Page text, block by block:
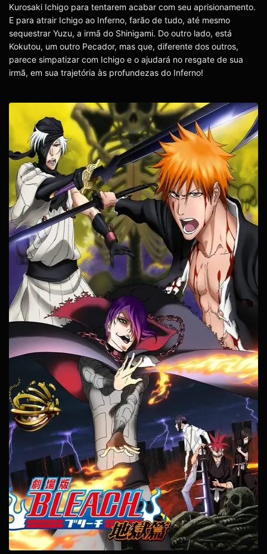
Kurosaki Ichigo para tentarem acabar com seu aprisionamento.
E para atrair Ichigo ao Inferno, farão de tudo, até mesmo
sequestrar Yuzu, a irmã do Shinigami. Do outro lado, está
Kokutou, um outro Pecador, mas que, diferente dos outros,
parece simpatizar com Ichigo e o ajudará no resgate de sua
irmã, em sua trajetória às profundezas do Inferno!